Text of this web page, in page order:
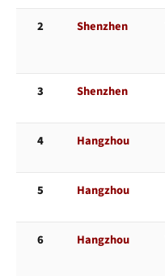
2 Shenzhen
3 Shenzhen
4 Hangzhou
5 Hangzhou
6 Hangzhou